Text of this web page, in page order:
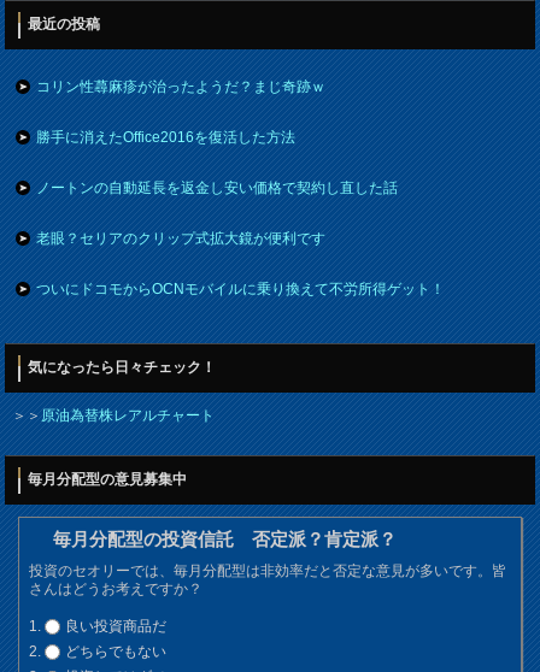
最近の投稿
コリン性蕁麻疹が治ったようだ？まじ奇跡ｗ
勝手に消えたOffice2016を復活した方法
ノートンの自動延長を返金し安い価格で契約し直した話
老眼？セリアのクリップ式拡大鏡が便利です
ついにドコモからOCNモバイルに乗り換えて不労所得ゲット！
気になったら日々チェック！
＞＞原油為替株レアルチャート
毎月分配型の意見募集中
毎月分配型の投資信託 否定派？肯定派？
投資のセオリーでは、毎月分配型は非効率だと否定な意見が多いです。皆
さんはどうお考えですか？
良い投資商品だ
どちらでもない